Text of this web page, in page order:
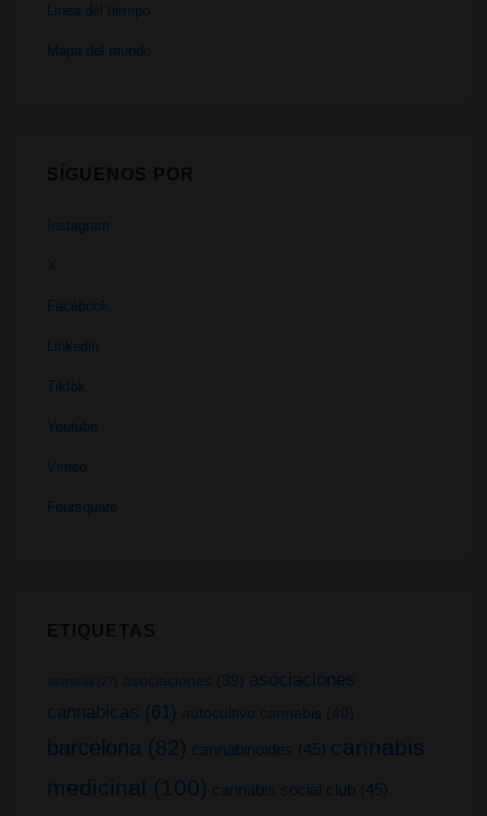
Linea del tiempo
Mapa del mundo
Instagram
X
Facebook
Linkedin
Tiktok
Youtube
Vimeo
Foursquare
alemania (27) asociaciones (39)
asociaciones
cannabicas (61) autocultivo cannabis (40)
barcelona (82) cannabinoides (45) cannabis
medicinal (100) cannabis social club (45)